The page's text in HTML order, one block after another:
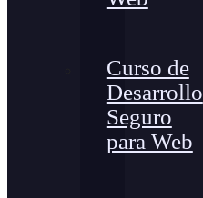
Curso de
Desarrollo
Seguro
para Web